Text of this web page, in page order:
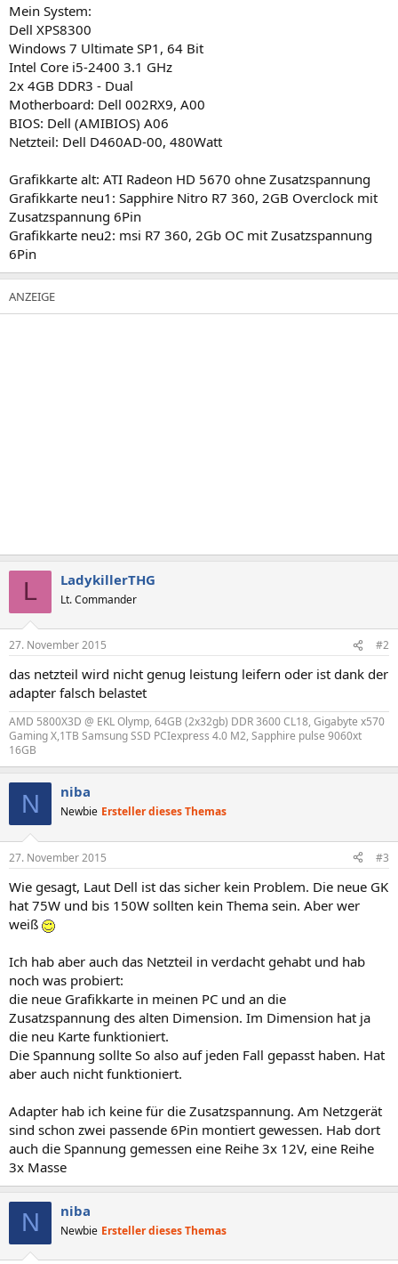
Mein System:
Dell XPS8300
Windows 7 Ultimate SP1, 64 Bit
Intel Core i5-2400 3.1 GHz
2x 4GB DDR3 - Dual
Motherboard: Dell 002RX9, A00
BIOS: Dell (AMIBIOS) A06
Netzteil: Dell D460AD-00, 480Watt
Grafikkarte alt: ATI Radeon HD 5670 ohne Zusatzspannung
Grafikkarte neu1: Sapphire Nitro R7 360, 2GB Overclock mit
Zusatzspannung 6Pin
Grafikkarte neu2: msi R7 360, 2Gb OC mit Zusatzspannung
6Pin
L LadykillerTHG
Lt. Commander
27. November 2015 #2
das netzteil wird nicht genug leistung leifern oder ist dank der
adapter falsch belastet
AMD 5800X3D @ EKL Olymp, 64GB (2x32gb) DDR 3600 CL18, Gigabyte x570
Gaming X,1TB Samsung SSD PCIexpress 4.0 M2, Sapphire pulse 9060xt
16GB
N niba
Newbie Ersteller dieses Themas
27. November 2015 #3
Wie gesagt, Laut Dell ist das sicher kein Problem. Die neue GK
hat 75W und bis 150W sollten kein Thema sein. Aber wer
weiß
Ich hab aber auch das Netzteil in verdacht gehabt und hab
noch was probiert:
die neue Grafikkarte in meinen PC und an die
Zusatzspannung des alten Dimension. Im Dimension hat ja
die neu Karte funktioniert.
Die Spannung sollte So also auf jeden Fall gepasst haben. Hat
aber auch nicht funktioniert.
Adapter hab ich keine für die Zusatzspannung. Am Netzgerät
sind schon zwei passende 6Pin montiert gewessen. Hab dort
auch die Spannung gemessen eine Reihe 3x 12V, eine Reihe
3x Masse
N niba
Newbie Ersteller dieses Themas